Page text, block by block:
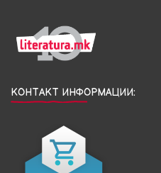
КОНТАКТ ИНФОРМАЦИИ: